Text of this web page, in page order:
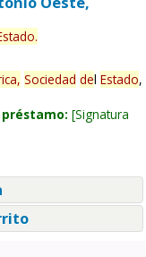
.
Sociedad del Estado,
Signatura